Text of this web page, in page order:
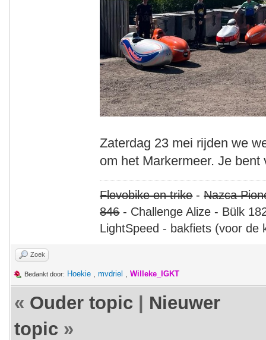
Zaterdag 23 mei rijden we
om het Markermeer. Je
Flevobike en trike-Nazca
846- Challenge Alize - Bülk
LightSpeed - bakfiets (voor de
Zoek
Bedankt door: Hoekie mvdriel Willeke_IGKT
« Ouder topic
Nieuwer
topic »